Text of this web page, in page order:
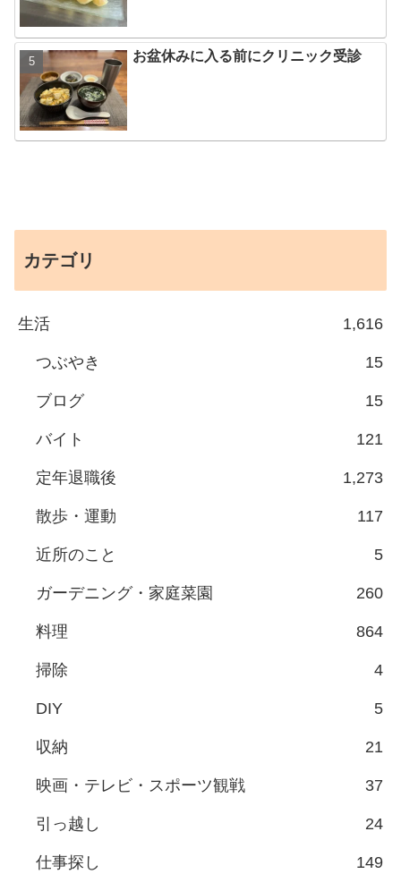
お盆休みに入る前にクリニック受診
カテゴリ
生活 1,616
つぶやき 15
ブログ 15
バイト 121
定年退職後 1,273
散歩・運動 117
近所のこと 5
ガーデニング・家庭菜園 260
料理 864
掃除 4
DIY 5
収納 21
映画・テレビ・スポーツ観戦 37
引っ越し 24
仕事探し 149